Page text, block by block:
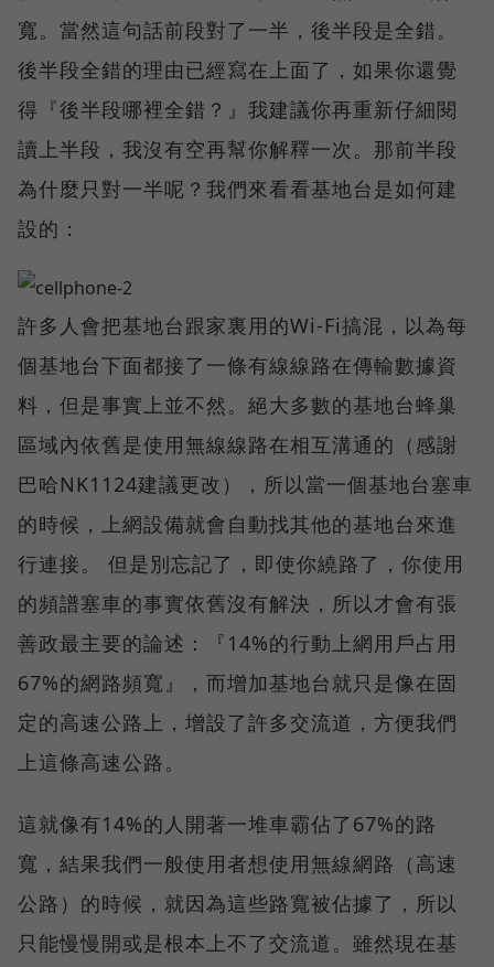
寬。當然這句話前段對了一半，後半段是全錯。
後半段全錯的理由已經寫在上面了，如果你還覺
得『後半段哪裡全錯？』我建議你再重新仔細閱
讀上半段，我沒有空再幫你解釋一次。那前半段
為什麼只對一半呢？我們來看看基地台是如何建
設的：
許多人會把基地台跟家裏用的Wi-Fi搞混，以為每
個基地台下面都接了一條有線線路在傳輸數據資
料，但是事實上並不然。絕大多數的基地台蜂巢
區域內依舊是使用無線線路在相互溝通的（感謝
巴哈NK1124建議更改），所以當一個基地台塞車
的時候，上網設備就會自動找其他的基地台來進
行連接。 但是別忘記了，即使你繞路了，你使用
的頻譜塞車的事實依舊沒有解決，所以才會有張
善政最主要的論述：『14%的行動上網用戶占用
67%的網路頻寬』，而增加基地台就只是像在固
定的高速公路上，增設了許多交流道，方便我們
上這條高速公路。
這就像有14%的人開著一堆車霸佔了67%的路
寬，結果我們一般使用者想使用無線網路（高速
公路）的時候，就因為這些路寬被佔據了，所以
只能慢慢開或是根本上不了交流道。雖然現在基